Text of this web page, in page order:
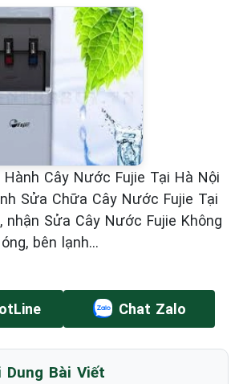
Hành Cây Nước Fujie Tại Hà Nội
Sửa Chữa Cây Nước Fujie Tại
nhận Sửa Cây Nước Fujie Không
bên lạnh...
Chat Zalo
Dung Bài Viết